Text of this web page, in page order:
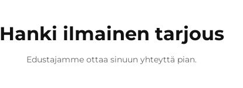
Hanki ilmainen tarjous
Edustajamme ottaa sinuun yhteyttä pian.